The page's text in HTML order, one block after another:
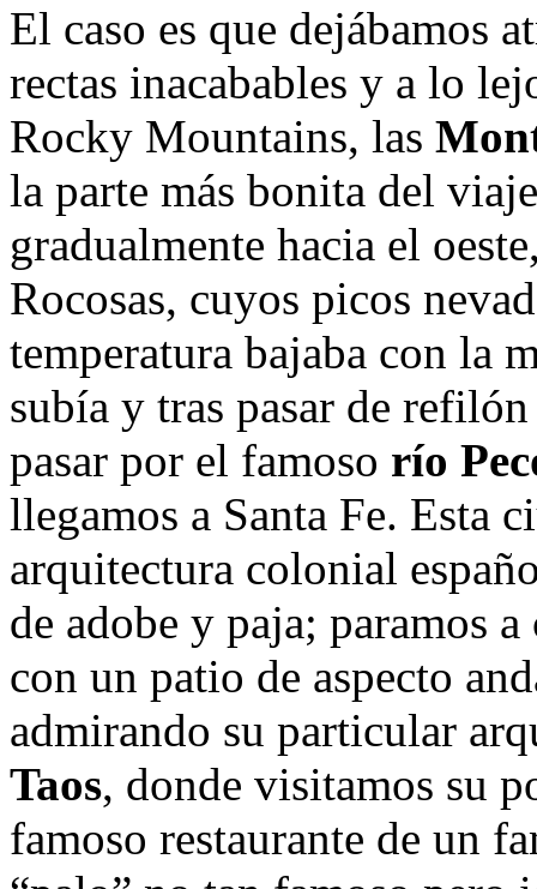
El caso es que dejábamos
rectas inacabables y a lo
Rocky Mountains, las
la parte más bonita del
gradualmente hacia el
Rocosas, cuyos picos
temperatura bajaba con la
subía y tras pasar de
pasar por el famoso río
llegamos a Santa Fe. Esta
arquitectura colonial
de adobe y paja; paramos
con un patio de aspecto
admirando su particular
Taos, donde visitamos su
famoso restaurante de un